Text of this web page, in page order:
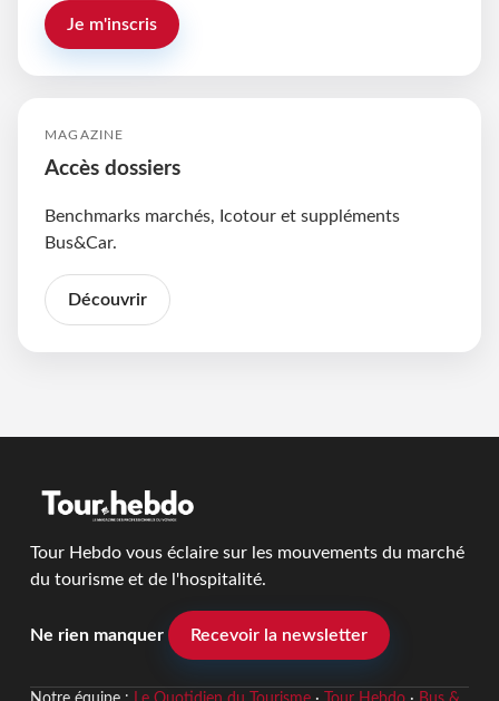
Je m'inscris
MAGAZINE
Accès dossiers
Benchmarks marchés, Icotour et suppléments
Bus&Car.
Découvrir
Tour Hebdo vous éclaire sur les mouvements du marché
du tourisme et de l'hospitalité.
Ne rien manquer Recevoir la newsletter